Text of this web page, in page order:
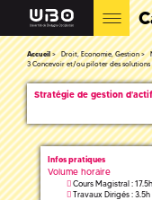
Accueil Droit, Economie, Gestion
3 Concevoir et/ou piloter des solutions
Stratégie de gestion
Infos pratiques
Volume horaire
Cours Magistral : 17.5h
Travaux Dirigés : 3.5h